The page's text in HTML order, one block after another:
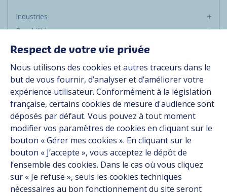
Industries
Durabilité
Média
Groupe
Fournisseurs
Documentation
Contact
Follow us
LinkedIn
Respect de votre vie privée
Nous utilisons des cookies et autres traceurs dans le
but de vous fournir, d’analyser et d’améliorer votre
expérience utilisateur. Conformément à la législation
française, certains cookies de mesure d'audience sont
déposés par défaut. Vous pouvez à tout moment
modifier vos paramètres de cookies en cliquant sur le
bouton « Gérer mes cookies ». En cliquant sur le
bouton « J’accepte », vous acceptez le dépôt de
l’ensemble des cookies. Dans le cas où vous cliquez
sur « Je refuse », seuls les cookies techniques
nécessaires au bon fonctionnement du site seront